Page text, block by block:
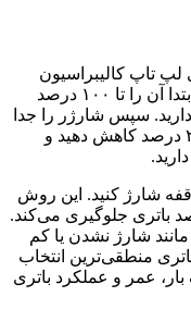
تاپ کالیبراسیون
دوره‌ای است. برای کالیبره کردن باتری، ابتدا آن را تا ۱۰۰ درصد
سپس شارژر را جدا
کنید و باتری را با مصرف معمول تا زیر ۲۰ درصد کاهش دهید و
تا ۱۰۰ درصد بی‌وقفه شارژ کنید. این روش
باتری جلوگیری می‌کند.
شارژ نشدن یا کم
منطقی‌ترین انتخاب
عمر و عملکرد باتری